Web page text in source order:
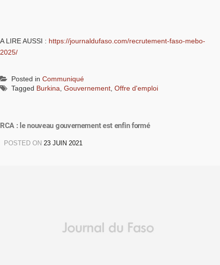
A LIRE AUSSI : https://journaldufaso.com/recrutement-faso-mebo-
2025/
Posted in Communiqué
Tagged Burkina Gouvernement Offre d'emploi
RCA : le nouveau gouvernement est enfin formé
POSTED ON 23 JUIN 2021